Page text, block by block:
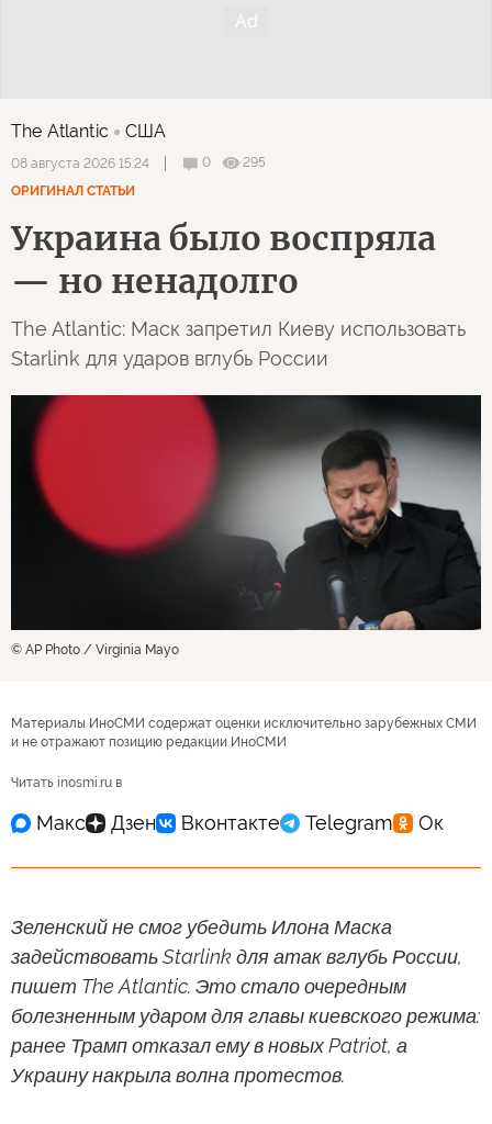
The Atlantic США
08 августа 2026 15:24 0
295
ОРИГИНАЛ СТАТЬИ
Украина было воспряла
— но ненадолго
The Atlantic: Маск запретил Киеву использовать
Starlink для ударов вглубь России
© AP Photo / Virginia Mayo
Материалы ИноСМИ содержат оценки исключительно зарубежных СМИ
и не отражают позицию редакции ИноСМИ
Читать inosmi.ru в
Зеленский не смог убедить Илона Маска
задействовать Starlink для атак вглубь России,
пишет The Atlantic. Это стало очередным
болезненным ударом для главы киевского режима:
ранее Трамп отказал ему в новых Patriot, а
Украину накрыла волна протестов.